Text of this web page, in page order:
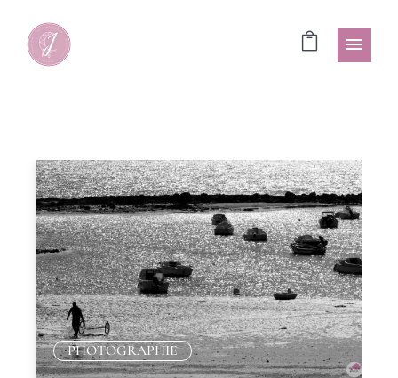
PHOTOGRAPHIE